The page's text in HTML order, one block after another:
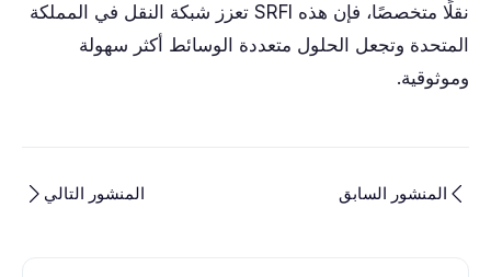
نقلًا متخصصًا، فإن هذه SRFI تعزز شبكة النقل في المملكة
المتحدة وتجعل الحلول متعددة الوسائط أكثر سهولة
وموثوقية.
المنشور السابق المنشور التالي